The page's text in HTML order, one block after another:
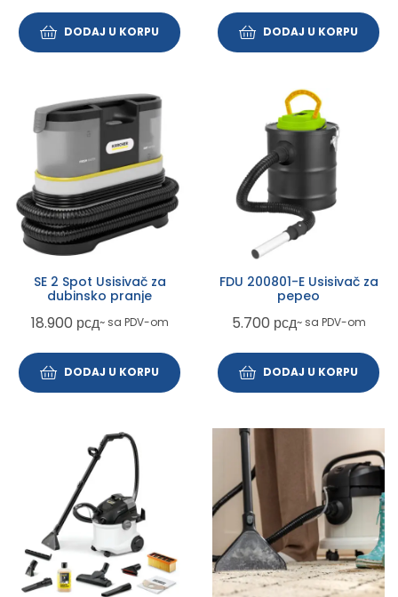
DODAJ U KORPU DODAJ U KORPU
SE 2 Spot Usisivač za
dubinsko pranje
18.900 рсд~ sa PDV-om
DODAJ U KORPU
FDU 200801-E Usisivač za
pepeo
5.700 рсд~ sa PDV-om
DODAJ U KORPU